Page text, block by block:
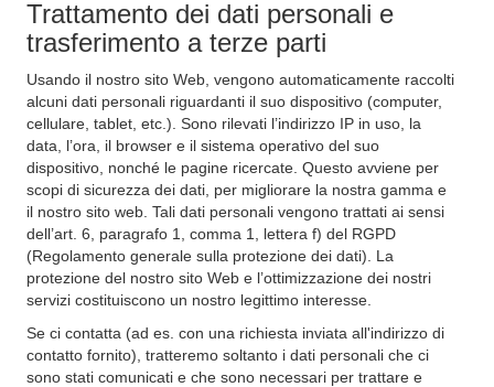
Trattamento dei dati personali e
trasferimento a terze parti
Usando il nostro sito Web, vengono automaticamente raccolti
alcuni dati personali riguardanti il suo dispositivo (computer,
cellulare, tablet, etc.). Sono rilevati l’indirizzo IP in uso, la
data, l’ora, il browser e il sistema operativo del suo
dispositivo, nonché le pagine ricercate. Questo avviene per
scopi di sicurezza dei dati, per migliorare la nostra gamma e
il nostro sito web. Tali dati personali vengono trattati ai sensi
dell’art. 6, paragrafo 1, comma 1, lettera f) del RGPD
(Regolamento generale sulla protezione dei dati). La
protezione del nostro sito Web e l’ottimizzazione dei nostri
servizi costituiscono un nostro legittimo interesse.
Se ci contatta (ad es. con una richiesta inviata all'indirizzo di
contatto fornito), tratteremo soltanto i dati personali che ci
sono stati comunicati e che sono necessari per trattare e